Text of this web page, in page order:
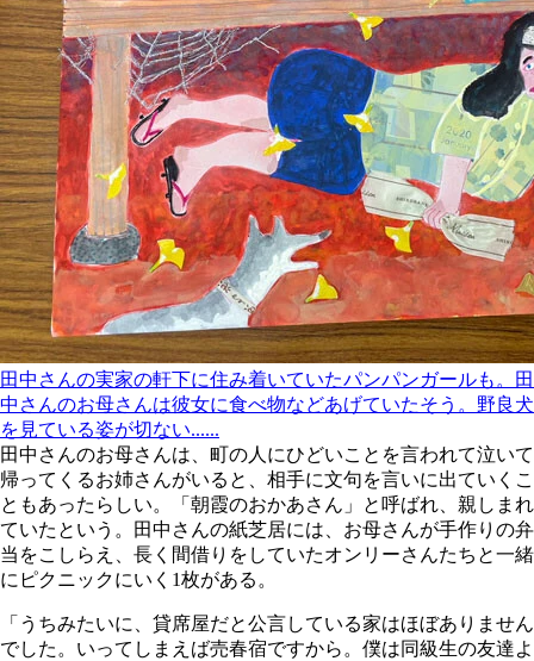
田中さんの実家の軒下に住み着いていたパンパンガールも。田
中さんのお母さんは彼女に食べ物などあげていたそう。野良犬
を見ている姿が切ない......
田中さんのお母さんは、町の人にひどいことを言われて泣いて
帰ってくるお姉さんがいると、相手に文句を言いに出ていくこ
ともあったらしい。「朝霞のおかあさん」と呼ばれ、親しまれ
ていたという。田中さんの紙芝居には、お母さんが手作りの弁
当をこしらえ、長く間借りをしていたオンリーさんたちと一緒
にピクニックにいく1枚がある。
「うちみたいに、貸席屋だと公言している家はほぼありません
でした。いってしまえば売春宿ですから。僕は同級生の友達よ